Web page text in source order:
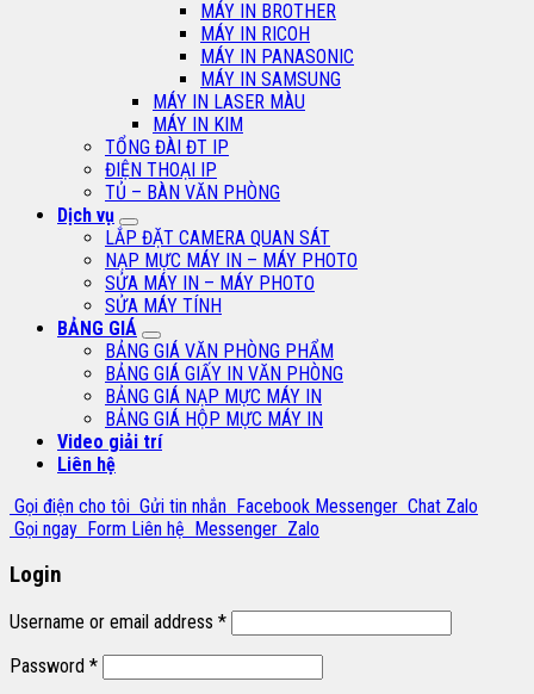
MÁY IN BROTHER
MÁY IN RICOH
MÁY IN PANASONIC
MÁY IN SAMSUNG
MÁY IN LASER MÀU
MÁY IN KIM
TỔNG ĐÀI ĐT IP
ĐIỆN THOẠI IP
TỦ – BÀN VĂN PHÒNG
Dịch vụ
LẮP ĐẶT CAMERA QUAN SÁT
NẠP MỰC MÁY IN – MÁY PHOTO
SỬA MÁY IN – MÁY PHOTO
SỬA MÁY TÍNH
BẢNG GIÁ
BẢNG GIÁ VĂN PHÒNG PHẨM
BẢNG GIÁ GIẤY IN VĂN PHÒNG
BẢNG GIÁ NẠP MỰC MÁY IN
BẢNG GIÁ HỘP MỰC MÁY IN
Video giải trí
Liên hệ
Gọi điện cho tôi Gửi tin nhắn Facebook Messenger Chat Zalo
Gọi ngay Form Liên hệ Messenger Zalo
Login
Username or email address *
Password *